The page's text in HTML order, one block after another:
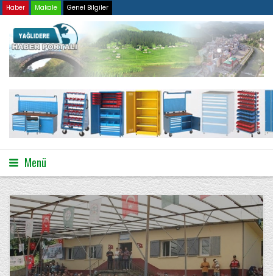
Haber Makale Genel Bilgiler
Menü